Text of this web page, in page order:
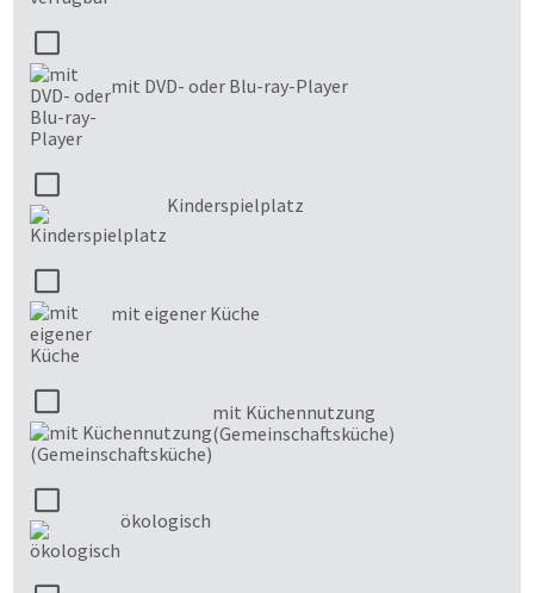
mit DVD- oder Blu-ray-Player
Kinderspielplatz
mit eigener Küche
mit Küchennutzung
(Gemeinschaftsküche)
ökologisch